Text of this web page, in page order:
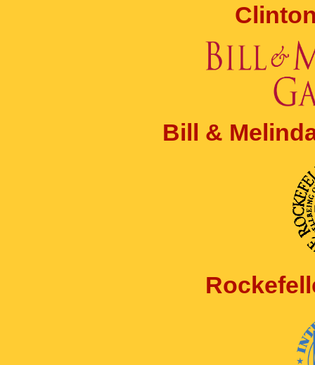
Bill &